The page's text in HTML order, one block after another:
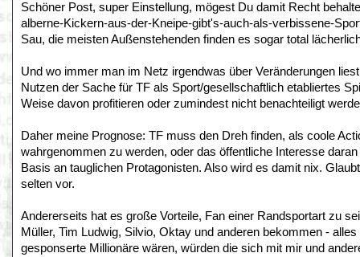
Schöner Post, super Einstellung, mögest Du damit Recht
alberne-Kickern-aus-der-Kneipe-gibt's-auch-als-verbissene-
Sau, die meisten Außenstehenden finden es sogar total
Und wo immer man im Netz irgendwas über Veränderungen
Nutzen der Sache für TF als Sport/gesellschaftlich etabliertes
Weise davon profitieren oder zumindest nicht benachteiligt
Daher meine Prognose: TF muss den Dreh finden, als coole
wahrgenommen zu werden, oder das öffentliche Interesse
Basis an tauglichen Protagonisten. Also wird es damit nix.
selten vor.
Andererseits hat es große Vorteile, Fan einer Randsportart zu
Müller, Tim Ludwig, Silvio, Oktay und anderen bekommen -
gesponserte Millionäre wären, würden die sich mit mir und